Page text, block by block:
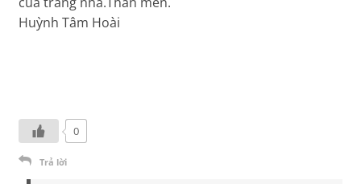
Huỳnh Tâm Hoài
0
Trả lời